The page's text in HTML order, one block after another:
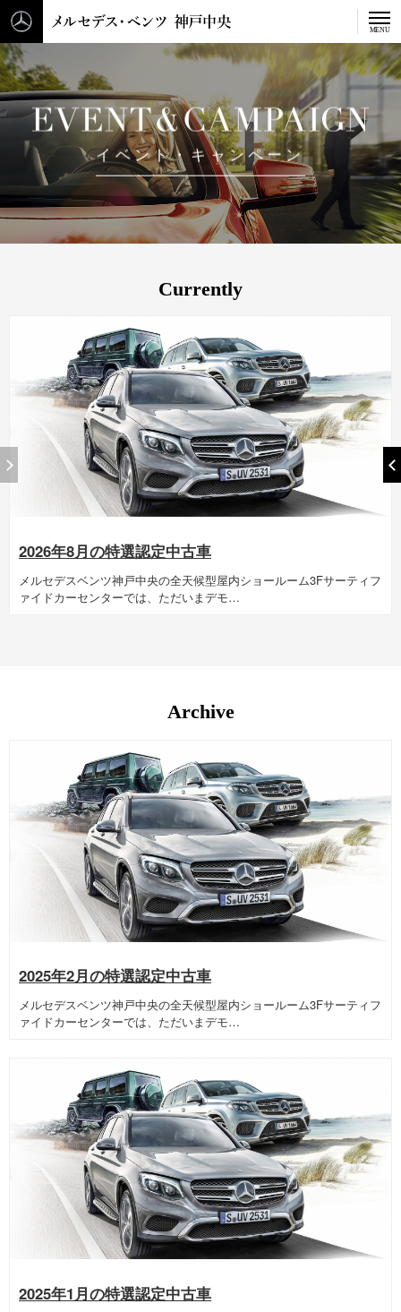
メルセデス・ベンツ 神戸中MENU
E
v
e
n
t
&
a
p
a
i
g
n
イベント・キャンペーン
Currently
2026年8月の特選認定中古車
メルセデスベンツ神戸中央の全天候型屋内ショールーム3Fサーティフ
ァイドカーセンターでは、ただいまデモ…
Archive
2025年2月の特選認定中古車
メルセデスベンツ神戸中央の全天候型屋内ショールーム3Fサーティフ
ァイドカーセンターでは、ただいまデモ…
2025年1月の特選認定中古車